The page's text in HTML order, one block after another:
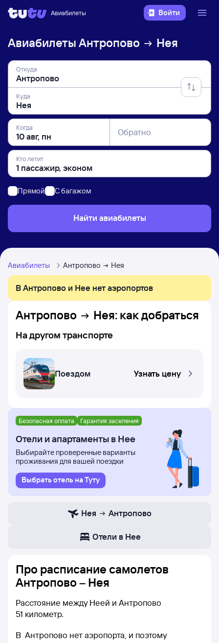
Авиабилеты Войти
Авиабилеты Антропово Нея
Откуда
Куда
Когда Обратно
Кто летит
Прямой C багажом
Найти авиабилеты
Авиабилеты Антропово Нея
В Антропово и Нее нет аэропортов
Антропово Нея: как добраться
На другом транспорте
Поездом Узнать цену
Безопасная оплата Гарантия заселения
Отели и апартаменты в Нее
Выбирайте проверенные варианты
проживания для вашей поездки
Выбрать отель на Туту
Нея Антропово
Отели в Нее
Про расписание самолетов
Антропово – Нея
Расстояние между Неей и Антропово
51 километр.
В Антропово нет аэропорта, и поэтому